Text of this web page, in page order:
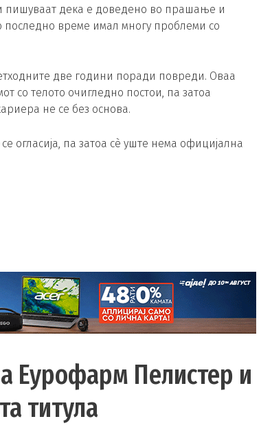
пишуваат дека е доведено во прашање и
време имал многу проблеми со
две години поради повреди. Оваа
со телото очигледно постои, па затоа
не се без основа.
огласија, па затоа сè уште нема официјална
Еурофарм Пелистер и
титула